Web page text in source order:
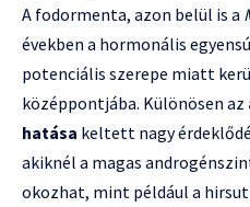
A fodormenta, azon belül is a
években a hormonális
potenciális szerepe miatt
középpontjába. Különösen az
hatása keltett nagy
akiknél a magas
okozhat, mint például a